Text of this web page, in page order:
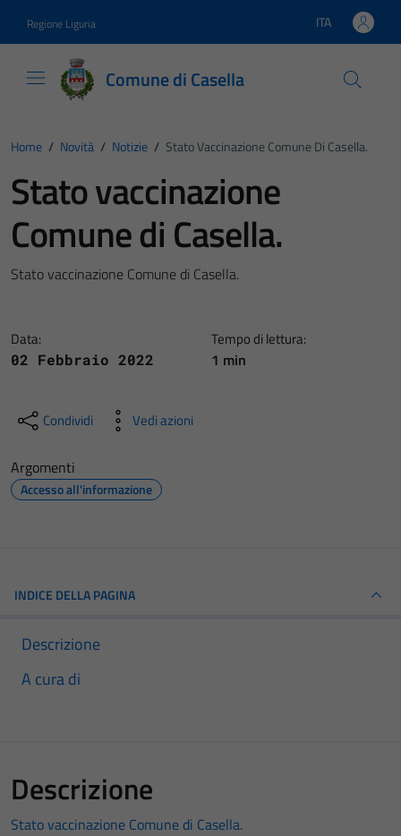
Regione Liguria Lingua attiva:
ITA
Comune di Casella
Home / Novità / Notizie / Stato Vaccinazione Comune Di Casella.
Stato vaccinazione
Comune di Casella.
Stato vaccinazione Comune di Casella.
Data:
02 Febbraio 2022
Tempo di lettura:
1 min
Condividi Vedi azioni
Argomenti
Accesso all'informazione
INDICE DELLA PAGINA
Descrizione
A cura di
Descrizione
Stato vaccinazione Comune di Casella.